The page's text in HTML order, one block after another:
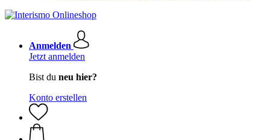
Anmelden
Jetzt anmelden
Bist du neu hier?
Konto erstellen